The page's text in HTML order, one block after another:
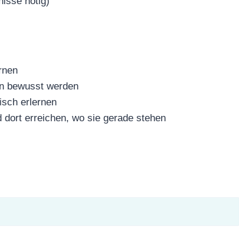
bewusst werden
erlernen
erreichen, wo sie gerade stehen